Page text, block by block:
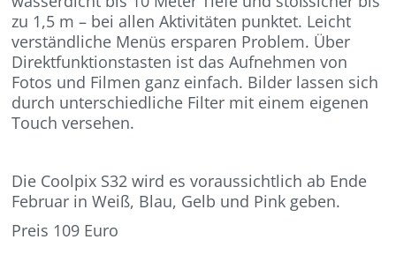
zu 1,5 m – bei allen Aktivitäten punktet. Leicht
verständliche Menüs ersparen Problem. Über
Direktfunktionstasten ist das Aufnehmen von
Fotos und Filmen ganz einfach. Bilder lassen sich
durch unterschiedliche Filter mit einem eigenen
Touch versehen.
Die Coolpix S32 wird es voraussichtlich ab Ende
Februar in Weiß, Blau, Gelb und Pink geben.
Preis 109 Euro